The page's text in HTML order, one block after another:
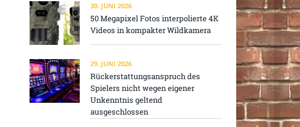
30. JUNI 2026
50 Megapixel Fotos interpolierte 4K
Videos in kompakter Wildkamera
29. JUNI 2026
Rückerstattungsanspruch des
Spielers nicht wegen eigener
Unkenntnis geltend
ausgeschlossen